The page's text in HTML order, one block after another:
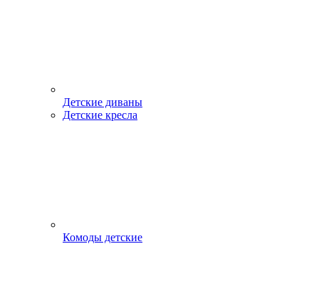
Детские диваны
Детские кресла
Комоды детские